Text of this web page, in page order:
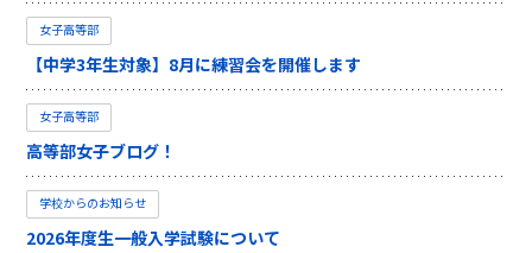
女子高等部
【中学3年生対象】8月に練習会を開催します
女子高等部
高等部女子ブログ！
学校からのお知らせ
2026年度生一般入学試験について